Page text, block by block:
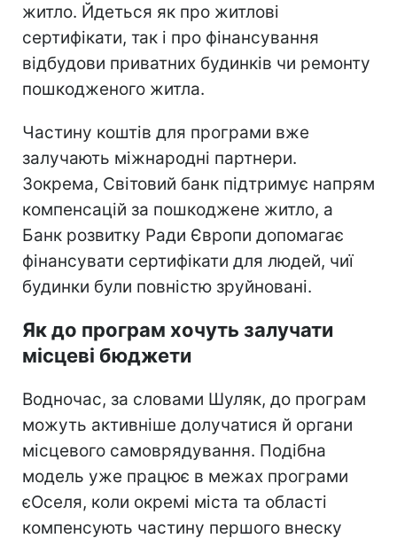
житло. Йдеться як про житлові
сертифікати, так і про фінансування
відбудови приватних будинків чи ремонту
пошкодженого житла.
Частину коштів для програми вже
залучають міжнародні партнери.
Зокрема, Світовий банк підтримує напрям
компенсацій за пошкоджене житло, а
Банк розвитку Ради Європи допомагає
фінансувати сертифікати для людей, чиї
будинки були повністю зруйновані.
Як до програм хочуть залучати
місцеві бюджети
Водночас, за словами Шуляк, до програм
можуть активніше долучатися й органи
місцевого самоврядування. Подібна
модель уже працює в межах програми
єОселя, коли окремі міста та області
компенсують частину першого внеску